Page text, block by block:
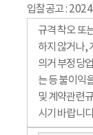
입찰공고 :
규격 착오 또
하지 않거나,
의거 부정당
는 등 불이익
및 계약관련
시기 바랍니